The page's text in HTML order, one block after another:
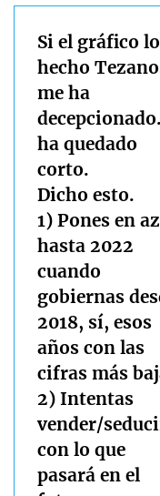
Si el gráfico
hecho
me ha
ha quedado
corto.
Dicho esto.
1) Pones en
hasta 2022
cuando
gobiernas
2018, sí, esos
años con las
cifras más
2) Intentas
vender/
con lo que
pasará en el